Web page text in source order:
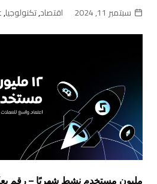
سبتمبر 11, 2024 اقتصاد,تكنولوجيا,
مليون مستخدم نشط شهريًا – رقم